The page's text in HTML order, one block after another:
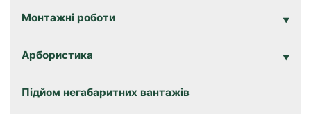
Монтажні роботи
Арбористика
Підйом негабаритних вантажів